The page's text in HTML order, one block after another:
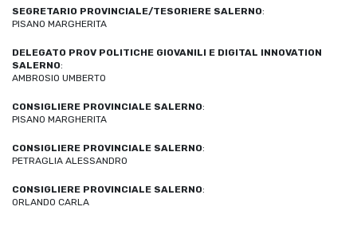
SEGRETARIO PROVINCIALE/TESORIERE SALERNO:
PISANO MARGHERITA
DELEGATO PROV POLITICHE GIOVANILI E DIGITAL INNOVATION
SALERNO:
AMBROSIO UMBERTO
CONSIGLIERE PROVINCIALE SALERNO:
PISANO MARGHERITA
CONSIGLIERE PROVINCIALE SALERNO:
PETRAGLIA ALESSANDRO
CONSIGLIERE PROVINCIALE SALERNO:
ORLANDO CARLA